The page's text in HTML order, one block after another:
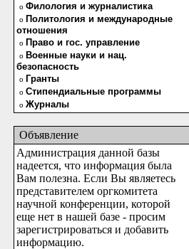
o Филология и журналистика
o Политология и международные
отношения
o Право и гос. управление
o Военные науки и нац.
безопасность
o Гранты
o Стипендиальные программы
o Журналы
Объявление
Администрация данной базы
надеется, что информация была
Вам полезна. Если Вы являетесь
представителем оргкомитета
научной конференции, которой
еще нет в нашей базе - просим
зарегистрироваться и добавить
информацию.